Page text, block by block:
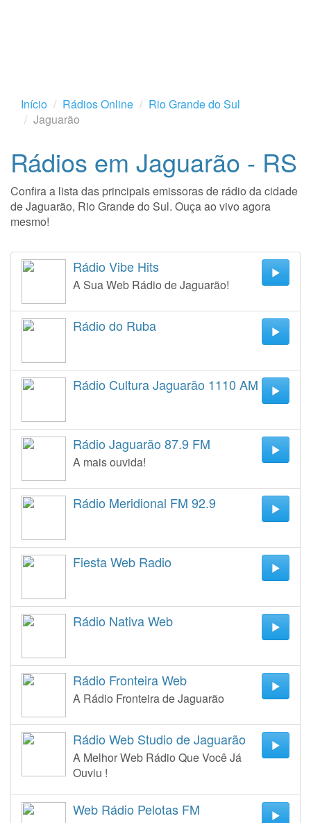
Início Rádios Online
Rio Grande do Sul
Jaguarão
Rádios em Jaguarão - RS
Confira a lista das principais emissoras de rádio da cidade
de Jaguarão, Rio Grande do Sul. Ouça ao vivo agora
mesmo!
Rádio Vibe Hits
A Sua Web Rádio de Jaguarão!
Rádio do Ruba
Rádio Cultura Jaguarão 1110 AM
Rádio Jaguarão 87.9 FM
A mais ouvida!
Rádio Meridional FM 92.9
Fiesta Web Radio
Rádio Nativa Web
Rádio Fronteira Web
A Rádio Fronteira de Jaguarão
Rádio Web Studio de Jaguarão
A Melhor Web Rádio Que Você Já
Ouviu !
Web Rádio Pelotas FM